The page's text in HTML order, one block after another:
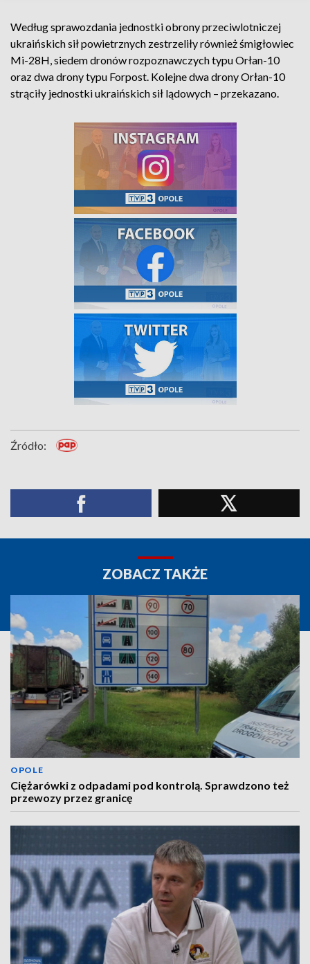
Według sprawozdania jednostki obrony przeciwlotniczej
ukraińskich sił powietrznych zestrzeliły również śmigłowiec
Mi-28H, siedem dronów rozpoznawczych typu Orłan-10
oraz dwa drony typu Forpost. Kolejne dwa drony Orłan-10
strąciły jednostki ukraińskich sił lądowych – przekazano.
Źródło:
ZOBACZ TAKŻE
OPOLE
Ciężarówki z odpadami pod kontrolą. Sprawdzono też
przewozy przez granicę